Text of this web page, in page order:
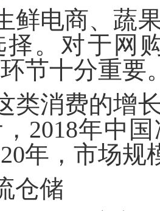
鲜电商、蔬
择。对于网
节十分重要
类消费的增
2018年中
年，市场规
仓储